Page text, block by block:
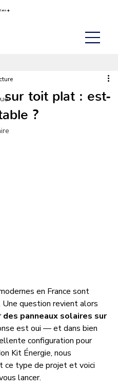
ans ☀️
sur toit plat : est-
?
en France sont
question revient alors
panneaux solaires sur
est oui — et dans bien
configuration pour
Kit Énergie, nous
ce type de projet et voici
lancer.